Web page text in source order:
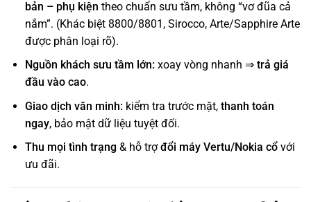
bản – phụ kiện theo chuẩn sưu tầm, không “vơ đũa cả
nắm”. (Khác biệt 8800/8801, Sirocco, Arte/Sapphire Arte
được phân loại rõ).
Nguồn khách sưu tầm lớn: xoay vòng nhanh ⇒ trả giá
đầu vào cao.
Giao dịch văn minh: kiểm tra trước mặt, thanh toán
ngay, bảo mật dữ liệu tuyệt đối.
Thu mọi tình trạng& hỗ trợđổi máy Vertu/Nokia cổvới
ưu đãi.